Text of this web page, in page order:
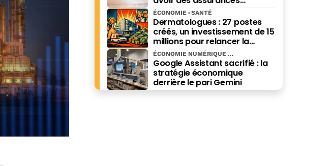
différentes ?
Dermatologues : 27 postes
créés, un investissement de 15
millions pour relancer la
spécialité
ÉCONOMIE SANTÉ
Google Assistant sacrifié : la
stratégie économique
derrière le pari Gemini
ÉCONOMIE NUMÉRIQUE